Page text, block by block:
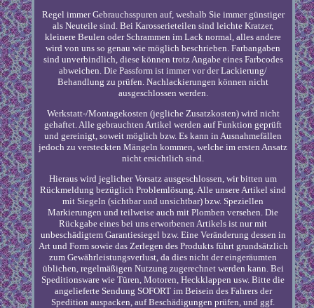
Regel immer Gebrauchsspuren auf, weshalb Sie immer günstiger
als Neuteile sind. Bei Karosserieteilen sind leichte Kratzer,
kleinere Beulen oder Schrammen im Lack normal, alles andere
wird von uns so genau wie möglich beschrieben. Farbangaben
sind unverbindlich, diese können trotz Angabe eines Farbcodes
abweichen. Die Passform ist immer vor der Lackierung/
Behandlung zu prüfen. Nachlackierungen können nicht
ausgeschlossen werden.
Werkstatt-/Montagekosten (jegliche Zusatzkosten) wird nicht
gehaftet. Alle gebrauchten Artikel werden auf Funktion geprüft
und gereinigt, soweit möglich bzw. Es kann in Ausnahmefällen
jedoch zu versteckten Mängeln kommen, welche im ersten Ansatz
nicht ersichtlich sind.
Hieraus wird jeglicher Vorsatz ausgeschlossen, wir bitten um
Rückmeldung bezüglich Problemlösung. Alle unsere Artikel sind
mit Siegeln (sichtbar und unsichtbar) bzw. Speziellen
Markierungen und teilweise auch mit Plomben versehen. Die
Rückgabe eines bei uns erworbenen Artikels ist nur mit
unbeschädigtem Garantiesiegel bzw. Eine Veränderung dessen in
Art und Form sowie das Zerlegen des Produkts führt grundsätzlich
zum Gewährleistungsverlust, da dies nicht der eingeräumten
üblichen, regelmäßigen Nutzung zugerechnet werden kann. Bei
Speditionsware wie Türen, Motoren, Heckklappen usw. Bitte die
angelieferte Sendung SOFORT im Beisein des Fahrers der
Spedition auspacken, auf Beschädigungen prüfen, und ggf.